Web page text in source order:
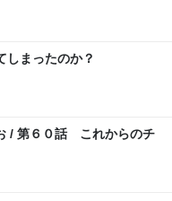
しまったのか？
/ 第６０話 これからのチ